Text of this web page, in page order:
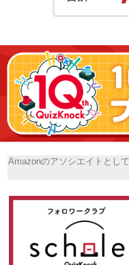
Amazonのアソシエイトとし